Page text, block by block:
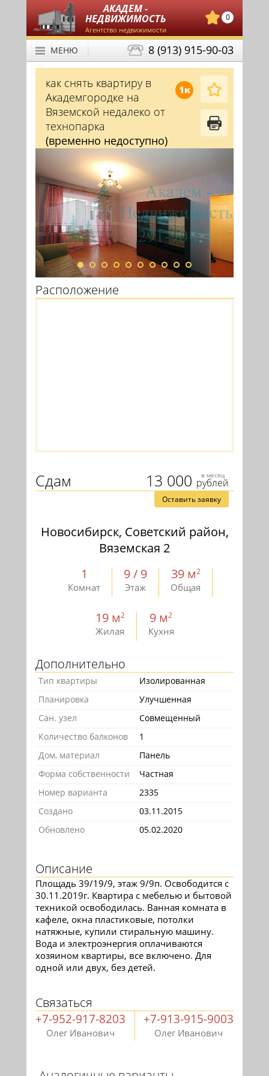
АКАДЕМ -
НЕДВИЖИМОСТЬ
Агентство недвижимости
0
8 (913) 915-90-03
МЕНЮ
1к
как снять квартиру в
Академгородке на
Вяземской недалеко от
технопарка
(временно недоступно)
Расположение
13 000 в месяц
рублей
Сдам
Оставить заявку
Новосибирск, Советский район,
Вяземская 2
1
Комнат
9 / 9
Этаж
39 м2
Общая
19 м2
Жилая
9 м2
Кухня
Дополнительно
Тип квартиры
Изолированная
Планировка
Улучшенная
Сан. узел
Совмещенный
Количество балконов
1
Дом, материал
Панель
Форма собственности
Частная
Номер варианта
2335
Создано
03.11.2015
Обновлено
05.02.2020
Описание
Площадь 39/19/9, этаж 9/9п. Освободится с
30.11.2019г. Квартира с мебелью и бытовой
техникой освободилась. Ванная комната в
кафеле, окна пластиковые, потолки
натяжные, купили стиральную машину.
Вода и электроэнергия оплачиваются
хозяином квартиры, все включено. Для
одной или двух, без детей.
Связаться
+7-952-917-8203
Олег Иванович
+7-913-915-9003
Олег Иванович